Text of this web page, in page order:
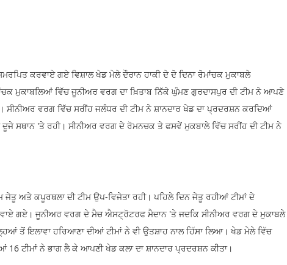
ਕਰਵਾਏ ਗਏ ਵਿਸ਼ਾਲ ਖੇਡ ਮੇਲੇ ਦੌਰਾਨ ਹਾਕੀ ਦੇ ਦੋ ਦਿਨਾ ਰੋਮਾਂਚਕ ਮੁਕਾਬਲੇ
ਮੁਕਾਬਲਿਆਂ ਵਿੱਚ ਜੂਨੀਅਰ ਵਰਗ ਦਾ ਖ਼ਿਤਾਬ ਨਿੱਕੇ ਘੁੰਮਣ ਗੁਰਦਾਸਪੁਰ ਦੀ ਟੀਮ ਨੇ ਆਪਣੇ
ਸੀਨੀਅਰ ਵਰਗ ਵਿੱਚ ਸਰੀਂਹ ਜਲੰਧਰ ਦੀ ਟੀਮ ਨੇ ਸ਼ਾਨਦਾਰ ਖੇਡ ਦਾ ਪ੍ਰਦਰਸ਼ਨ ਕਰਦਿਆਂ
ਦੂਜੇ ਸਥਾਨ 'ਤੇ ਰਹੀ। ਸੀਨੀਅਰ ਵਰਗ ਦੇ ਰੋਮਨਚਕ ਤੇ ਫਸਵੇਂ ਮੁਕਬਾਲੇ ਵਿੱਚ ਸਰੀਂਹ ਦੀ ਟੀਮ ਨੇ
ਅਤੇ ਕਪੂਰਥਲਾ ਦੀ ਟੀਮ ਉਪ-ਵਿਜੇਤਾ ਰਹੀ। ਪਹਿਲੇ ਦਿਨ ਜੇਤੂ ਰਹੀਆਂ ਟੀਮਾਂ ਦੇ
ਗਏ। ਜੂਨੀਅਰ ਵਰਗ ਦੇ ਮੈਚ ਐਸਟ੍ਰੋਟਰਫ ਮੈਦਾਨ 'ਤੇ ਜਦਕਿ ਸੀਨੀਅਰ ਵਰਗ ਦੇ ਮੁਕਾਬਲੇ
ਤੋਂ ਇਲਾਵਾ ਹਰਿਆਣਾ ਦੀਆਂ ਟੀਮਾਂ ਨੇ ਵੀ ਉਤਸ਼ਾਹ ਨਾਲ ਹਿੱਸਾ ਲਿਆ। ਖੇਡ ਮੇਲੇ ਵਿੱਚ
ਟੀਮਾਂ ਨੇ ਭਾਗ ਲੈ ਕੇ ਆਪਣੀ ਖੇਡ ਕਲਾ ਦਾ ਸ਼ਾਨਦਾਰ ਪ੍ਰਦਰਸ਼ਨ ਕੀਤਾ।